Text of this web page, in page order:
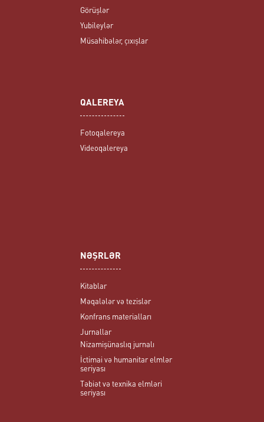
Görüşlər
Yubileylər
Müsahibələr, çıxışlar
QALEREYA
Fotoqalereya
Videoqalereya
NƏŞRLƏR
Kitablar
Məqalələr və tezislər
Konfrans materialları
Jurnallar
Nizamişünaslıq jurnalı
İctimai və humanitar elmlər
seriyası
Təbiət və texnika elmləri
seriyası